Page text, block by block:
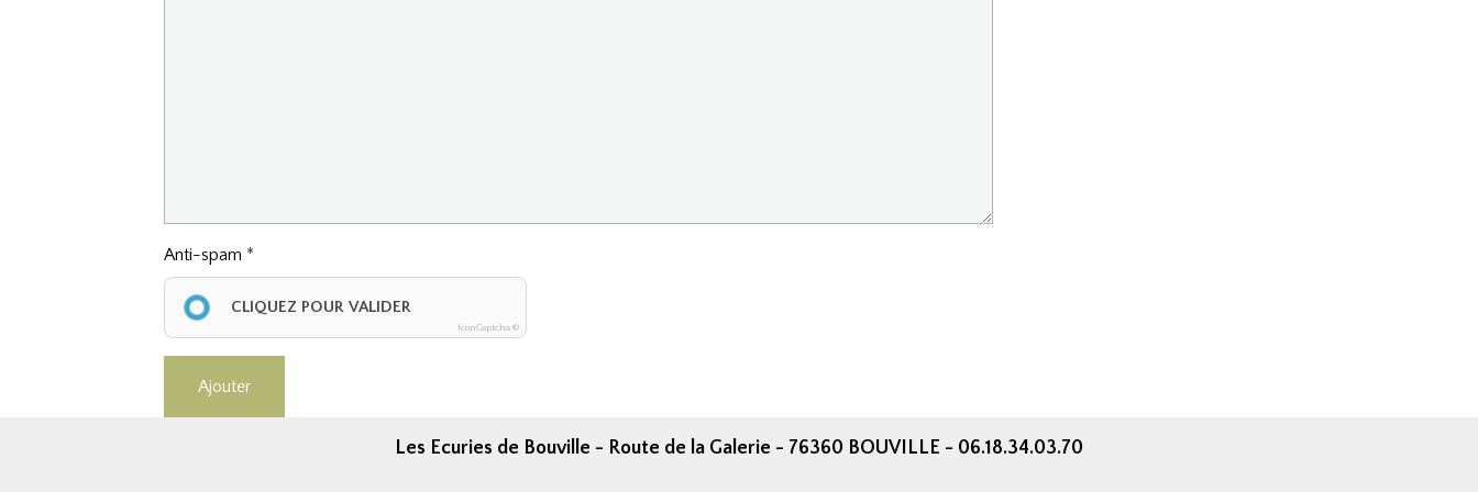
Anti-spam
CLIQUEZ POUR VALIDER
IconCaptcha ©
Ajouter
Les Ecuries de Bouville - Route de la Galerie - 76360 BOUVILLE - 06.18.34.03.70